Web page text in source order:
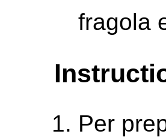
fragola
Per